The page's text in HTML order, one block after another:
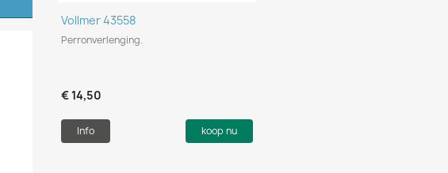
Snel bekijken
Vollmer 43558
Perronverlenging.
€ 14,50
Info koop nu